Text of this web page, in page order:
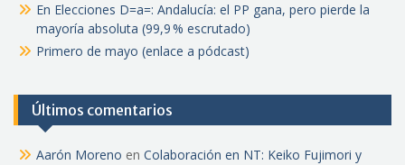
En Elecciones D=a=: Andalucía: el PP gana, pero pierde la
mayoría absoluta (99,9 % escrutado)
Primero de mayo (enlace a pódcast)
Últimos comentarios
Aarón Moreno en Colaboración en NT: Keiko Fujimori y